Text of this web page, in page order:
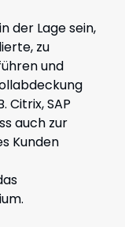
der Lage sein,
zu
und
Citrix, SAP
auch zur
Kunden